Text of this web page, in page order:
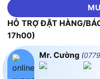
HỖ TRỢ ĐẶT HÀNG/
17h00)
Mr. Cường (